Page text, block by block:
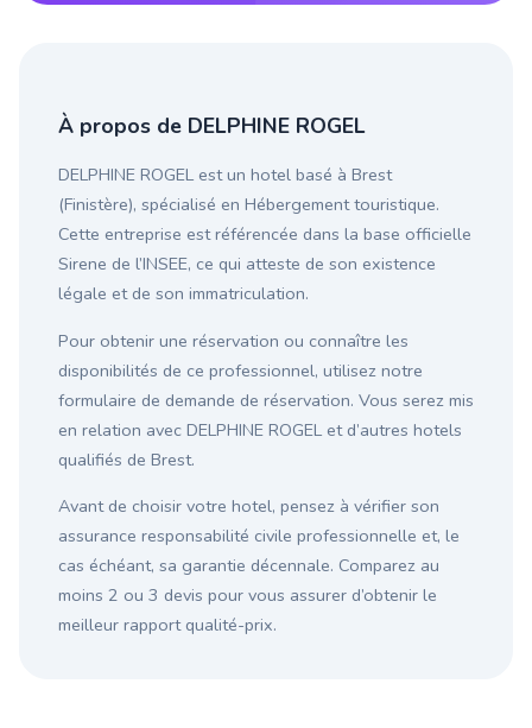
À propos de DELPHINE ROGEL
DELPHINE ROGEL est un hotel basé à Brest
(Finistère), spécialisé en Hébergement touristique.
Cette entreprise est référencée dans la base officielle
Sirene de l’INSEE, ce qui atteste de son existence
légale et de son immatriculation.
Pour obtenir une réservation ou connaître les
disponibilités de ce professionnel, utilisez notre
formulaire de demande de réservation. Vous serez mis
en relation avec DELPHINE ROGEL et d’autres hotels
qualifiés de Brest.
Avant de choisir votre hotel, pensez à vérifier son
assurance responsabilité civile professionnelle et, le
cas échéant, sa garantie décennale. Comparez au
moins 2 ou 3 devis pour vous assurer d’obtenir le
meilleur rapport qualité-prix.